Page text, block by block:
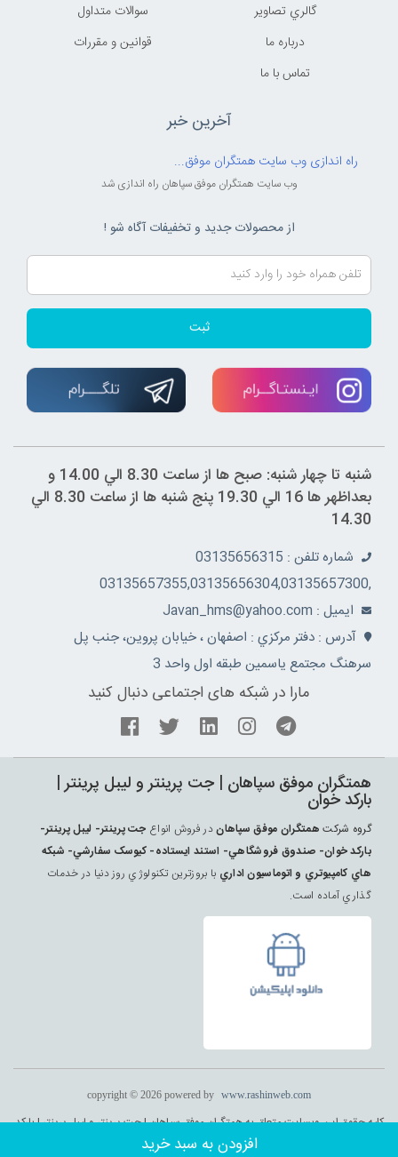
افزودن به سبد خرید
گالري تصاوير
درباره ما
تماس با ما
سوالات متداول
قوانين و مقررات
آخرین خبر
راه اندازی وب سایت همتگران موفق...
وب سایت همتگران موفق سپاهان راه اندازی شد
از محصولات جدید و تخفیفات آگاه شو !
ثبت
شنبه تا چهار شنبه: صبح ها از ساعت 8.30 الي 14.00 و
بعداظهر ها 16 الي 19.30 پنج شنبه ها از ساعت 8.30 الي
14.30
شماره تلفن : 03135656315
,03135657355,03135656304,03135657300
ايميل : Javan_hms@yahoo.com
آدرس : دفتر مرکزي : اصفهان ، خيابان پروين، جنب پل
سرهنگ مجتمع ياسمين طبقه اول واحد 3
مارا در شبکه های اجتماعی دنبال کنید
همتگران موفق سپاهان | جت پرينتر و ليبل پرينتر |
بارکد خوان
گروه شرکت همتگران موفق سپاهاندر فروش انواع جت پرينتر- ليبل پرينتر-
بارکد خوان- صندوق فروشگاهي- استند ايستاده- کيوسک سفارشي- شبکه
هاي کامپيوتري و اتوماسيون اداري با بروزترين تکنولوژي روز دنيا در خدمات
گذاري آماده است.
copyright © 2026 powered by www.rashinweb.com
کلیه حقوق این وبسایت متعلق به همتگران موفق سپاهان | جت پرينتر و ليبل پرينتر | بارکد
خوان می باشد . طراحی و اجرا :
راشین وب